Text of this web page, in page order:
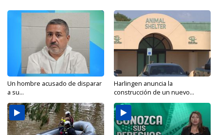
Un hombre acusado de disparar
a su...
Harlingen anuncia la
construcción de un nuevo...